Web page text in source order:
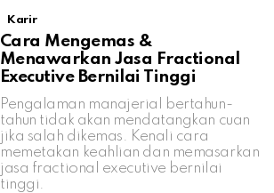
Karir
Cara Mengemas &
Menawarkan Jasa Fractional
Executive Bernilai Tinggi
Pengalaman manajerial bertahun-
tahun tidak akan mendatangkan cuan
jika salah dikemas. Kenali cara
memetakan keahlian dan memasarkan
jasa fractional executive bernilai
tinggi.